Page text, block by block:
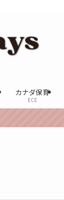
カナダ保育
ECE